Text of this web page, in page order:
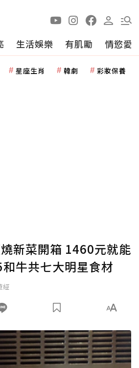
生活娛樂 有肌勵 情慾愛
星座生肖 韓劇 彩妝保養
新菜開箱 1460元就能
牛共七大明星食材
經